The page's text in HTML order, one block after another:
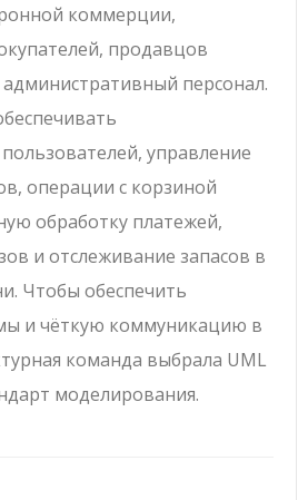
коммерции,
продавцов
персонал.
управление
операции с корзиной
обработку платежей,
и отслеживание запасов в
Чтобы обеспечить
и чёткую коммуникацию в
команда выбрала UML
моделирования.